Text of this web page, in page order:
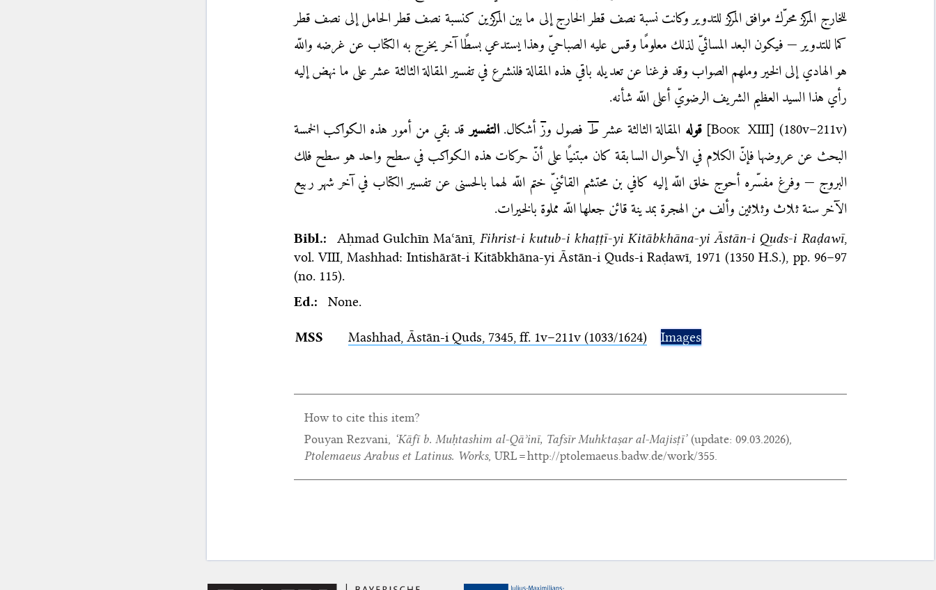
للخارج المركز محرّك موافق المركز للتدوير وكانت نسبة نصف قطر الخارج إلى ما بين المركزين كنسبة نصف قطر الحامل إلى نصف قطر
كما للتدوير — فيكون البعد المسائيّ لذلك معلومًا وقس عليه الصباحيّ وهذا يستدعي بسطًا آخر يخرج به الكتاب عن غرضه واللّه
هو الهادي إلى الخير وملهم الصواب وقد فرغنا عن تعديله باقي هذه المقالة فلنشرع في تفسير المقالة الثالثة عشر على ما نهض إليه
رأي هذا السيد العظيم الشريف الرضويّ أعلى اللّه شأنه.
[Book XIII] (180v–211v) قوله المقالة الثالثة عشر ط فصول وز أشكال.التفسير قد بقي من أمور هذه الكواكب الخمسة
البحث عن عروضها فإنّ الكلام في الأحوال السابقة كان مبتنيًا على أنّ حركات هذه الكواكب في سطح واحد هو سطح فلك
البروج — وفرغ مفسّره أحوج خلق اللّه إليه كافي بن محتشم القائنيّ ختم اللّه لهما بالحسنى عن تفسير الكتاب في آخر شهر ربيع
الآخر سنة ثلاث وثلاثين وألف من الهجرة بمدينة قائن جعلها اللّه مملوة بالخيرات.
Bibl.: Aḥmad Gulchīn Maʿānī, Fihrist-i kutub-i khaṭṭī-yi Kitāb­khāna-yi Āstān-i Quds-i Raḍawī,
vol. VIII, Mashhad: Intishārāt-i Kitābkhāna-yi Āstān-i Quds-i Raḍawī, 1971 (1350 H.S.), pp. 96–97
(no. 115).
Ed.: None.
MSS Mashhad, Āstān-i Quds, 7345, ff. 1v–211v (1033/1624) Images
How to cite this item?
Pouyan Rezvani, ‘Kāfī b. Muḥtashim al-Qāʾinī, Tafsīr Muhktaṣar al-Majisṭī’(update: 09.03.2026),
Ptolemaeus Arabus et Latinus. Works, URL = http://ptolemaeus.badw.de/work/355.